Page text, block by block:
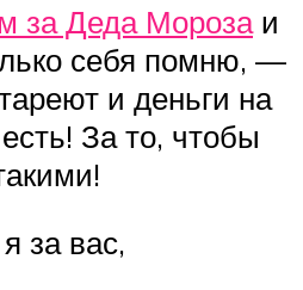
за Деда Морозаи
себя помню, —
и деньги на
За то, чтобы
за вас,